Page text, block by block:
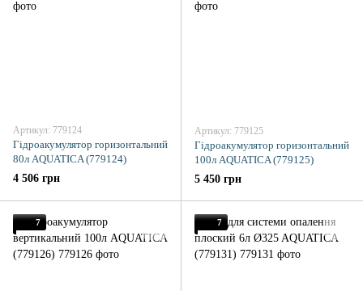
Артикул: 779124
Гідроакумулятор горизонтальний
80л AQUATICA (779124)
4 506 грн
Артикул: 779125
Гідроакумулятор горизонтальний
100л AQUATICA (779125)
5 450 грн
7 7